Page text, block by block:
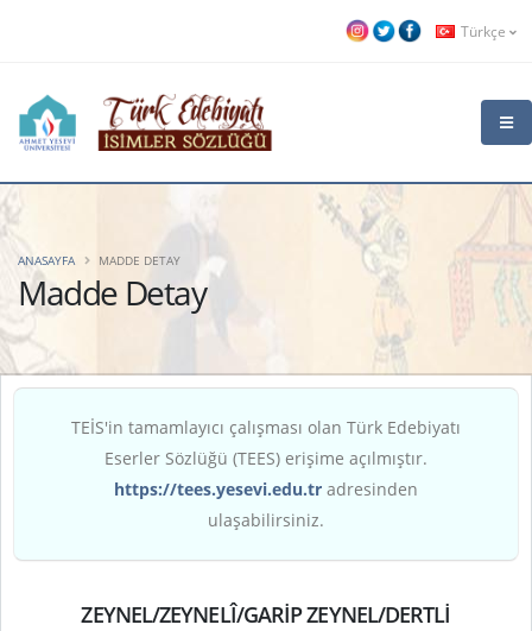
Türkçe
Madde Detay
ANASAYFA MADDE DETAY
TEİS'in tamamlayıcı çalışması olan Türk Edebiyatı
Eserler Sözlüğü (TEES) erişime açılmıştır.
https://tees.yesevi.edu.tr adresinden
ulaşabilirsiniz.
ZEYNEL/ZEYNELÎ/GARİP ZEYNEL/DERTLİ